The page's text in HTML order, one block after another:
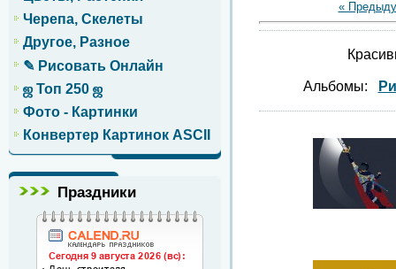
Черепа, Скелеты
Другое, Разное
✎ Рисовать Онлайн
ஜ Топ 250 ஜ
Фото - Картинки
Конвертер Картинок ASCII
Праздники
«
Альбомы: